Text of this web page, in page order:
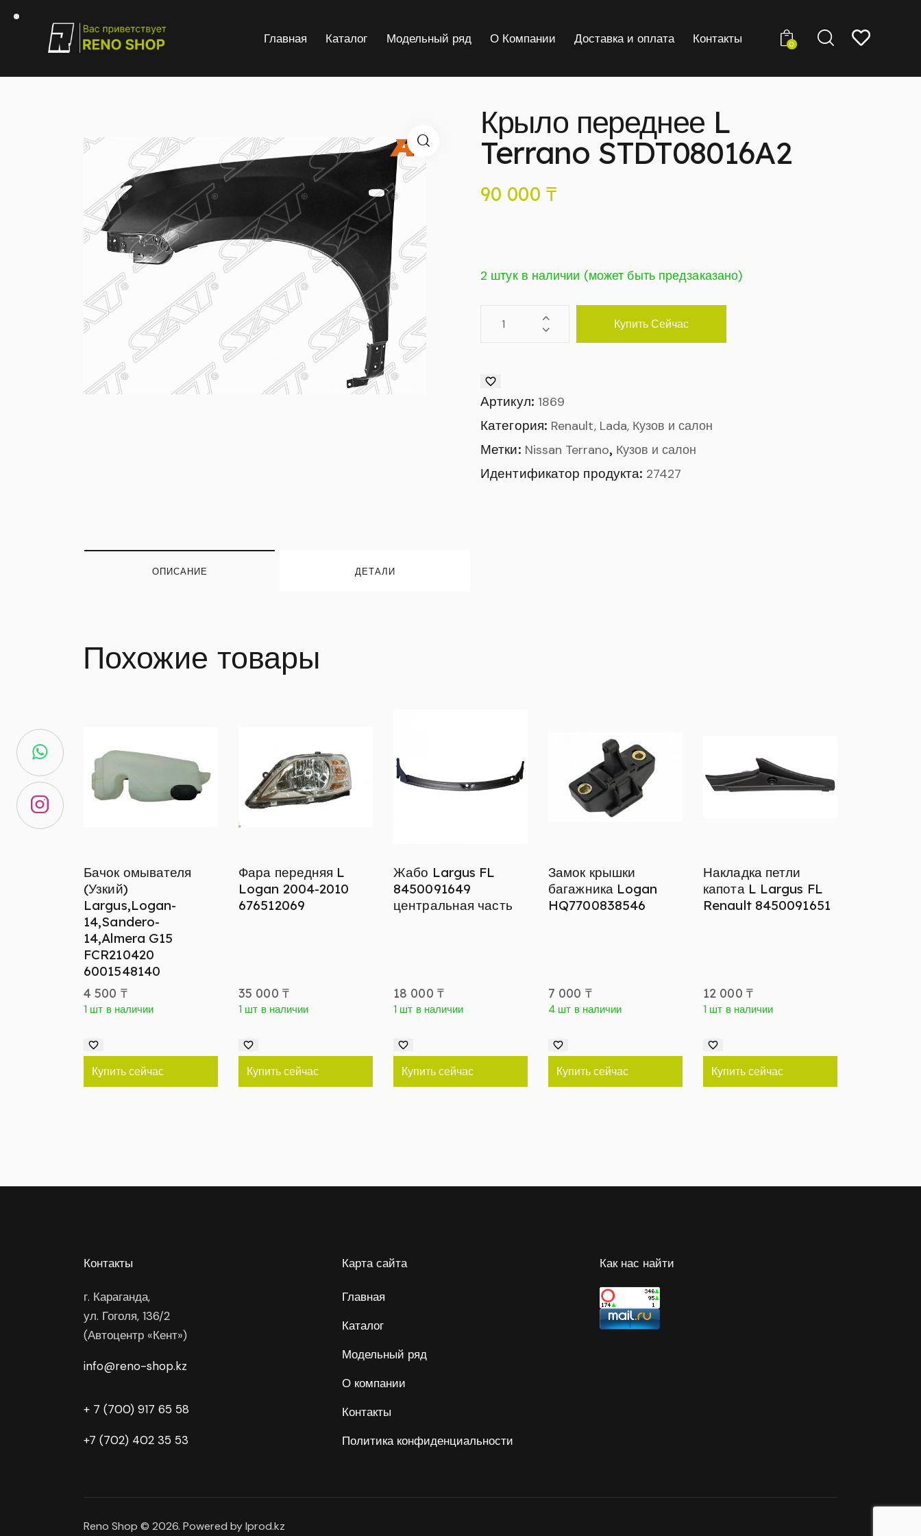
Главная Каталог Модельный ряд О Компании Доставка и оплата Контакты 0
Крыло переднее L
Terrano STDT08016A2
90 000 ₸
2 штук в наличии (может быть предзаказано)
Купить Сейчас
Артикул: 1869
Категория: Renault, Lada, Кузов и салон
Метки: Nissan Terrano, Кузов и салон
Идентификатор продукта: 27427
ОПИСАНИЕ ДЕТАЛИ
Похожие товары
Бачок омывателя
(Узкий)
Largus,Logan-
14,Sandero-
14,Almera G15
FCR210420
6001548140
4 500 ₸
1 шт в наличии
Купить сейчас
Фара передняя L
Logan 2004-2010
676512069
35 000 ₸
1 шт в наличии
Купить сейчас
Жабо Largus FL
8450091649
центральная часть
18 000 ₸
1 шт в наличии
Купить сейчас
Замок крышки
багажника Logan
HQ7700838546
7 000 ₸
4 шт в наличии
Купить сейчас
Накладка петли
капота L Largus FL
Renault 8450091651
12 000 ₸
1 шт в наличии
Купить сейчас
Контакты
г. Караганда,
ул. Гоголя, 136/2
(Автоцентр «Кент»)
info@reno-shop.kz
+ 7 (700) 917 65 58
+7 (702) 402 35 53
Карта сайта
Главная
Каталог
Модельный ряд
О компании
Контакты
Политика конфиденциальности
Как нас найти
Reno Shop © 2026. Powered by Iprod.kz